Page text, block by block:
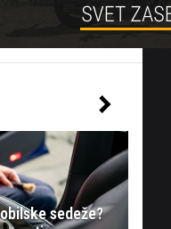
sedeže?